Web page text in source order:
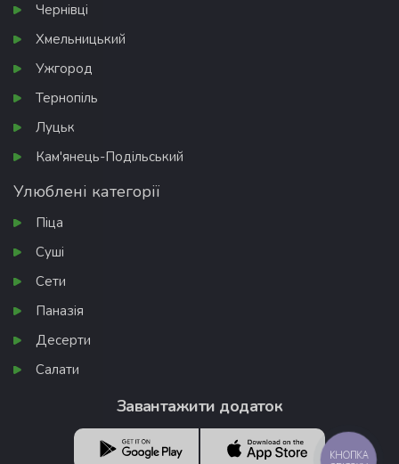
Чернівці
Хмельницький
Ужгород
Тернопіль
Луцьк
Кам'янець-Подільський
Улюблені категорії
Піца
Суші
Сети
Паназія
Десерти
Салати
Завантажити додаток
КНОПКА